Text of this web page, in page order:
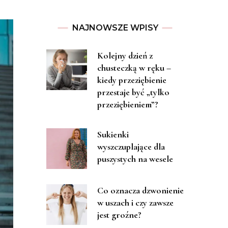
NAJNOWSZE WPISY
Kolejny dzień z
chusteczką w ręku –
kiedy przeziębienie
przestaje być „tylko
przeziębieniem”?
Sukienki
wyszczuplające dla
puszystych na wesele
Co oznacza dzwonienie
w uszach i czy zawsze
jest groźne?